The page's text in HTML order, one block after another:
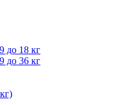
до 18 кг
до 36 кг